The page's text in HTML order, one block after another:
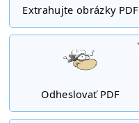
Extrahujte obrázky PDF
Odheslovať PDF